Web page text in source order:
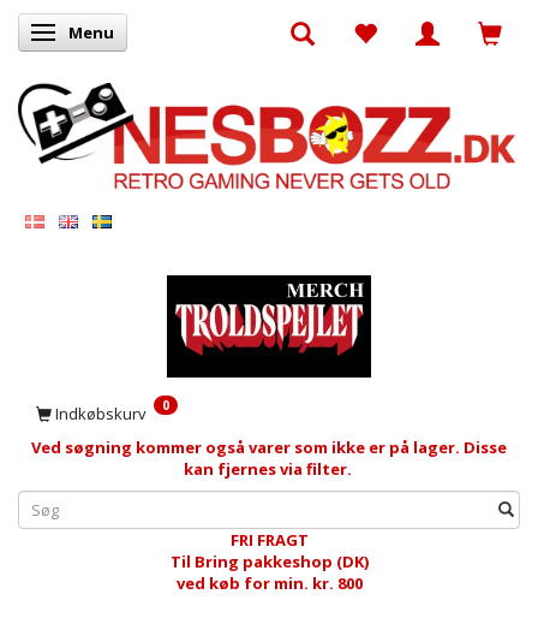
Skifte navigation
Menu
Indkøbskurv 0
Ved søgning kommer også varer som ikke er på lager. Disse
kan fjernes via filter.
FRI FRAGT
Til Bring pakkeshop (DK)
ved køb for min. kr. 800